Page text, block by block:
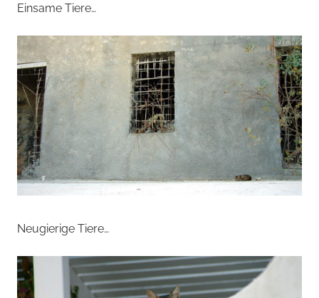
Einsame Tiere…
Neugierige Tiere…